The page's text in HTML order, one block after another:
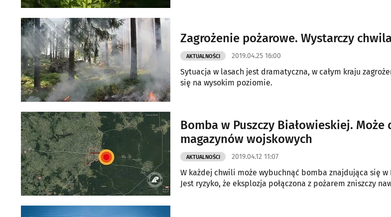
Zagrożenie pożarowe. Wystarczy
AKTUALNOŚCI 2019.04.25 16:00
Sytuacja w lasach jest dramatyczna, w całym kraju
się na wysokim poziomie.
Bomba w Puszczy Białowieskiej. Może
magazynów wojskowych
AKTUALNOŚCI 2019.04.12 11:07
W każdej chwili może wybuchnąć bomba znajdująca się w
Jest ryzyko, że eksplozja połączona z pożarem zniszczy